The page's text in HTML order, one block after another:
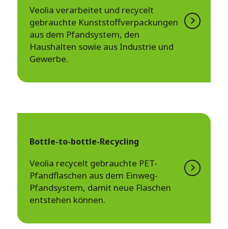
Veolia verarbeitet und recycelt
gebrauchte Kunststoffverpackungen
aus dem Pfandsystem, den
Haushalten sowie aus Industrie und
Gewerbe.
Bottle-to-bottle-Recycling
Veolia recycelt gebrauchte PET-
Pfandflaschen aus dem Einweg-
Pfandsystem, damit neue Flaschen
entstehen können.